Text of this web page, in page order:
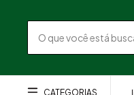
CATEGORIAS